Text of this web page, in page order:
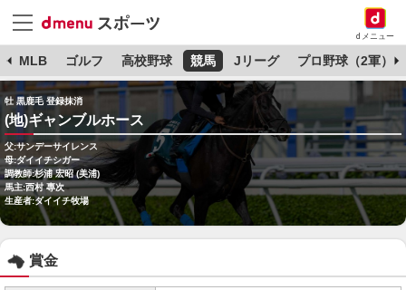
dメニュー
MLB ゴルフ 高校野球 競馬 Jリーグ プロ野球（2軍）
牡 黒鹿毛 登録抹消
(地)ギャンブルホース
父:サンデーサイレンス
母:ダイイチシガー
調教師:杉浦 宏昭 (美浦)
馬主:西村 專次
生産者:ダイイチ牧場
賞金